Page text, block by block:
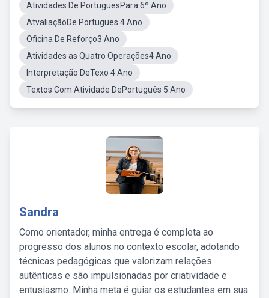
Atividades De PortuguesPara 6º Ano
AtvaliaçãoDe Portugues 4 Ano
Oficina De Reforço3 Ano
Atividades as Quatro Operações4 Ano
Interpretação DeTexo 4 Ano
Textos Com Atividade DePortuguês 5 Ano
Sandra
Como orientador, minha entrega é completa ao
progresso dos alunos no contexto escolar, adotando
técnicas pedagógicas que valorizam relações
autênticas e são impulsionadas por criatividade e
entusiasmo. Minha meta é guiar os estudantes em sua